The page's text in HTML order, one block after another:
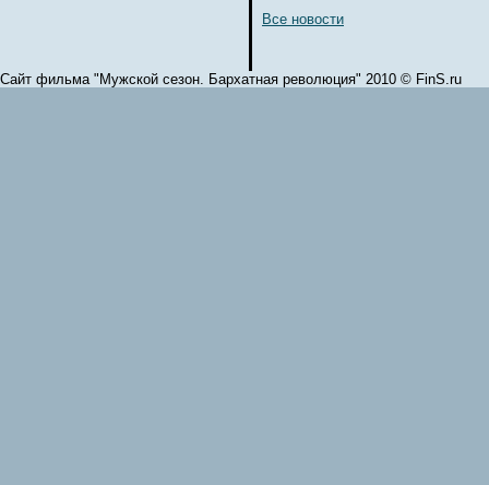
Все новости
Сайт фильма "Мужской сезон. Бархатная революция" 2010 © FinS.ru